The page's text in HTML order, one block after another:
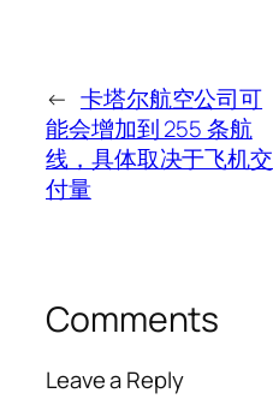
← 卡塔尔航空公司可
能会增加到 255 条航
线，具体取决于飞机交
付量
Comments
Leave a Reply